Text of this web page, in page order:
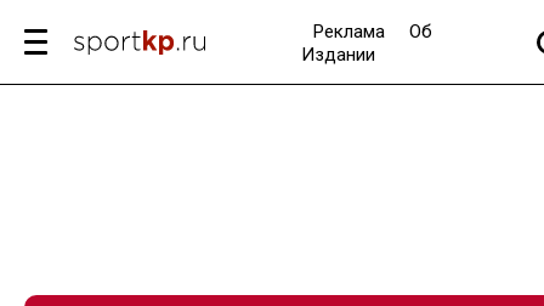
Реклама
Об
Издании